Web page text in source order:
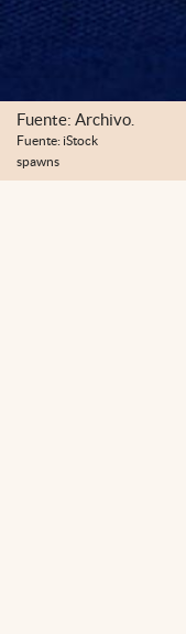
Fuente: Archivo.
Fuente: iStock
spawns